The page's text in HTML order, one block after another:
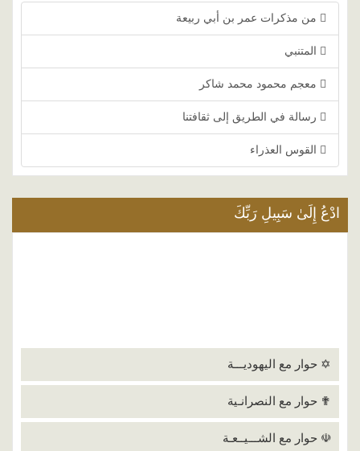
من مذكرات عمر بن أبي ربيعة
المتنبي
معجم محمود محمد شاكر
رسالة في الطريق إلى ثقافتنا
القوس العذراء
ادْعُ إِلَىٰ سَبِيلِ رَبِّكَ
✡ حوار مع اليهوديـــة
✟ حوار مع النصرانـية
☫ حوار مع الشـــيــعـة